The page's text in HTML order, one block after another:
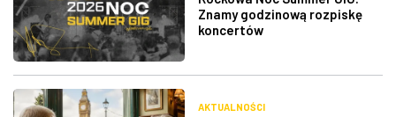
Znamy godzinową rozpiskę
koncertów
AKTUALNOŚCI